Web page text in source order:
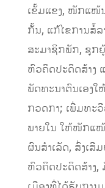
ເຂັ້ມແຂງ, ໜັກແໜ້
ກັ້ນ, ແກ້ໄຂການສໍ້ລ
ສະມາຊິກພັກ, ຊຸກ
ຫົວຄິດປະດິດສ້າງ
ພັດທະນາຕົນເອງໃ
ກວດກາ; ເພີ່ມທະ
ພາຍໃນ ໃຫ້ໜັກແ
ຜົນສໍາເລັດ, ສົ່ງເສີ
ຫົວຄິດປະດິດສ້າງ